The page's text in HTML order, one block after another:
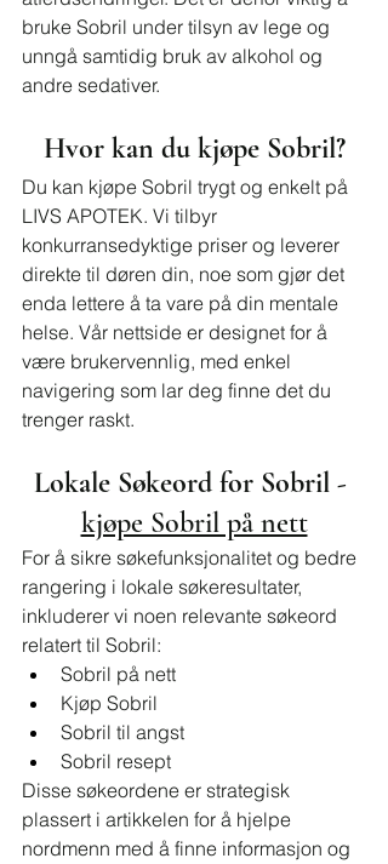
bruke Sobril under tilsyn av lege og
unngå samtidig bruk av alkohol og
andre sedativer.
Hvor kan du kjøpe Sobril?
Du kan kjøpe Sobril trygt og enkelt på
LIVS APOTEK. Vi tilbyr
konkurransedyktige priser og leverer
direkte til døren din, noe som gjør det
enda lettere å ta vare på din mentale
helse. Vår nettside er designet for å
være brukervennlig, med enkel
navigering som lar deg finne det du
trenger raskt.
Lokale Søkeord for Sobril -
kjøpe Sobril på nett
For å sikre søkefunksjonalitet og bedre
rangering i lokale søkeresultater,
inkluderer vi noen relevante søkeord
relatert til Sobril:
Sobril på nett
Kjøp Sobril
Sobril til angst
Sobril resept
Disse søkeordene er strategisk
plassert i artikkelen for å hjelpe
nordmenn med å finne informasjon og